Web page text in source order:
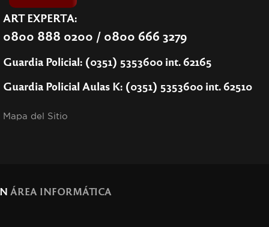
ART EXPERTA:
0800 888 0200 / 0800 666 3279
Guardia Policial: (0351) 5353600 int. 62165
Guardia Policial Aulas K: (0351) 5353600 int. 62510
Mapa del Sitio
ÁREA INFORMÁTICA